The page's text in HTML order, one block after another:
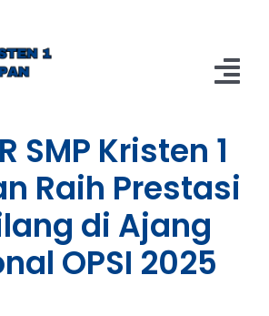
Home
Berita
About
SMP Kristen 1
Raih Prestasi
di Ajang
OPSI 2025